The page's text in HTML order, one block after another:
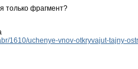
только фрагмент?
1610/uchenye-vnov-otkryvajut-tajny-